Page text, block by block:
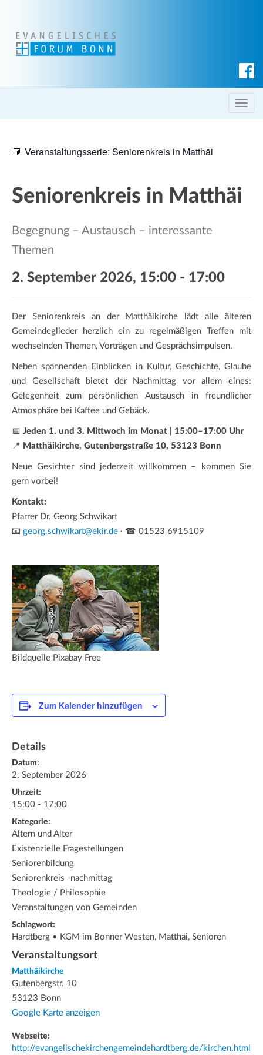
c
h T
o
n
Veranstaltungsserie: Seniorenkreis in Matthäi
Seniorenkreis in Matthäi
Begegnung – Austausch – interessante
Themen
2. September 2026, 15:00 - 17:00
Der Seniorenkreis an der Matthäikirche lädt alle älteren
Gemeindeglieder herzlich ein zu regelmäßigen Treffen mit
wechselnden Themen, Vorträgen und Gesprächsimpulsen.
Neben spannenden Einblicken in Kultur, Geschichte, Glaube
und Gesellschaft bietet der Nachmittag vor allem eines:
Gelegenheit zum persönlichen Austausch in freundlicher
Atmosphäre bei Kaffee und Gebäck.
📅 Jeden 1. und 3. Mittwoch im Monat | 15:00–17:00 Uhr
📍 Matthäikirche, Gutenbergstraße 10, 53123 Bonn
Neue Gesichter sind jederzeit willkommen – kommen Sie
gern vorbei!
Kontakt:
Pfarrer Dr. Georg Schwikart
📧 georg.schwikart@ekir.de · ☎ 01523 6915109
Bildquelle Pixabay Free
Zum Kalender hinzufügen
Details
Datum:
2. September 2026
Uhrzeit:
15:00 - 17:00
Kategorie:
Altern und Alter
Existenzielle Fragestellungen
Seniorenbildung
Seniorenkreis -nachmittag
Theologie / Philosophie
Veranstaltungen von Gemeinden
Schlagwort:
Hardtberg • KGM im Bonner Westen, Matthäi, Senioren
Veranstaltungsort
Matthäikirche
Gutenbergstr. 10
53123 Bonn
Google Karte anzeigen
Webseite:
http://evangelischekirchengemeindehardtberg.de/kirchen.html